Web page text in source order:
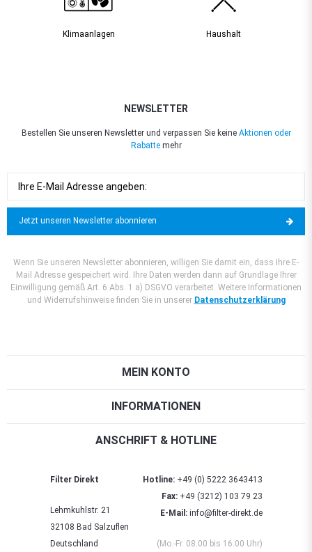
Klimaanlagen Haushalt
NEWSLETTER
Bestellen Sie unseren Newsletter und verpassen Sie keine Aktionen oder
Rabattemehr
Jetzt unseren Newsletter abonnieren
Wenn Sie unseren Newsletter abonnieren, willigen Sie damit ein, dass Ihre E-
Mail Adresse gespeichert wird. Ihre Daten werden dann auf Grundlage Ihrer
Einwilligung gemäß Art. 6 Abs. 1 a) DSGVO verarbeitet. Weitere Informationen
und Widerrufshinweise finden Sie in unserer Datenschutzerklärung
MEIN KONTO
INFORMATIONEN
ANSCHRIFT & HOTLINE
Filter Direkt
Lehmkuhlstr. 21
32108 Bad Salzuflen
Deutschland
Hotline:+49 (0) 5222 3643413
Fax:+49 (3212) 103 79 23
E-Mail:info@filter-direkt.de
(Mo.-Fr. 08.00 bis 16.00 Uhr)